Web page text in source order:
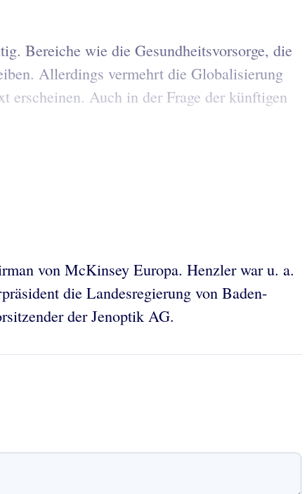
Bereiche wie die Gesundheitsvorsorge, die
Allerdings vermehrt die Globalisierung
erscheinen. Auch in der Frage der künftigen
von McKinsey Europa. Henzler war u. a.
die Landesregierung von Baden-
der Jenoptik AG.